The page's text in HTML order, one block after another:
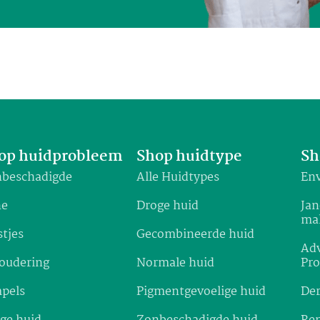
huidprobleem Shop huidtype
Alle Huidtypes
Droge huid
Gecombineerde huid
Normale huid
Pigmentgevoelige huid